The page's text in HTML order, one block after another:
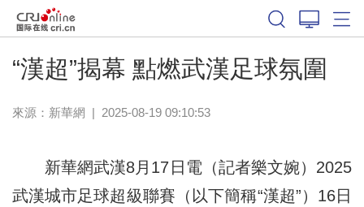
“漢超”揭幕 點燃武漢足球氛圍
來源： 新華網 | 2025-08-19 09:10:53
新華網武漢8月17日電（記者樂文婉）2025
武漢城市足球超級聯賽（以下簡稱“漢超”）16日